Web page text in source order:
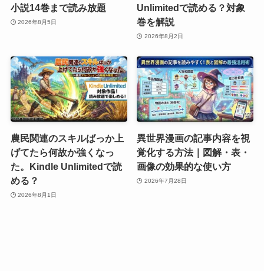
小説14巻まで読み放題
2026年8月5日
Unlimitedで読める？対象
巻を解説
2026年8月2日
農民関連のスキルばっか上
げてたら何故か強くなっ
た。Kindle Unlimitedで読
める？
2026年8月1日
異世界漫画の記事内容を視
覚化する方法｜図解・表・
画像の効果的な使い方
2026年7月28日